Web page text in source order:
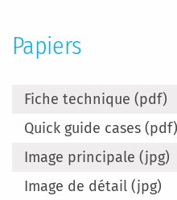
Papiers
Fiche technique (pdf)
Quick guide cases (pdf)
Image principale (jpg)
Image de détail (jpg)